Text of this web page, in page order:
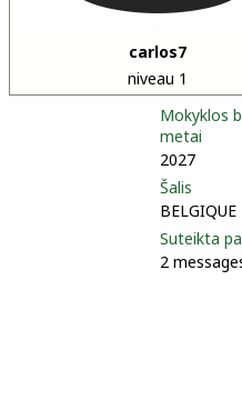
carlos7
niveau 1
Mokyklos
metai
2027
Šalis
BELGIQUE
Suteikta
2